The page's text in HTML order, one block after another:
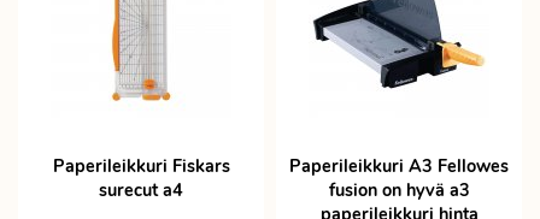
Paperileikkuri Fiskars
surecut a4
Paperileikkuri A3 Fellowes
fusion on hyvä a3
paperileikkuri hinta